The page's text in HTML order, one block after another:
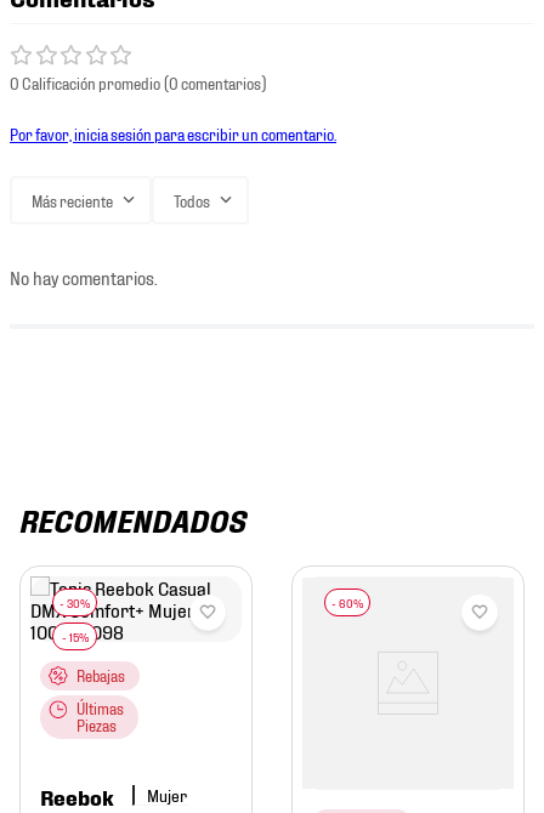
0 Calificación promedio(0 comentarios)
Por favor, inicia sesión para escribir un comentario.
Más reciente Todos
No hay comentarios.
RECOMENDADOS
Rebajas
Últimas
Piezas
Reebok Mujer